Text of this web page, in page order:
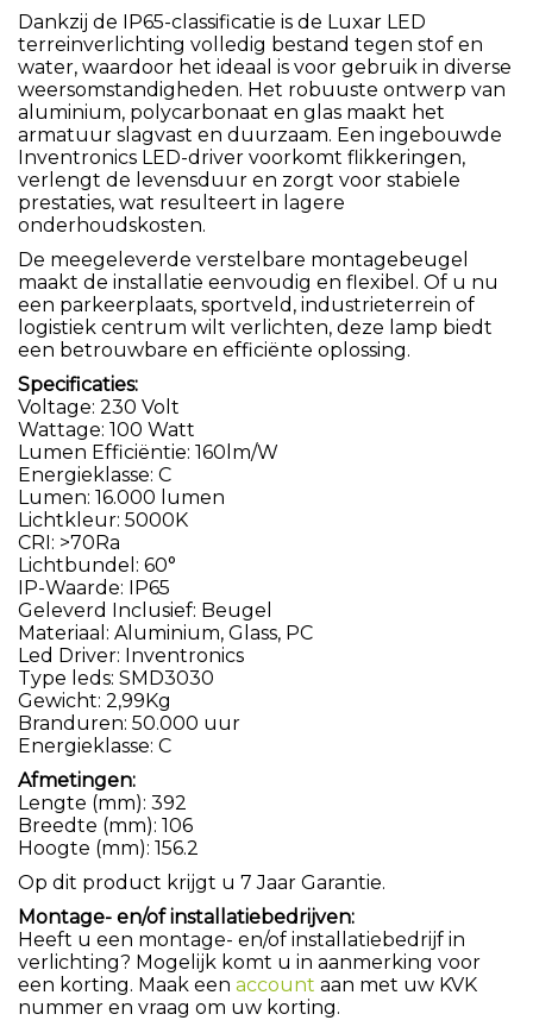
Dankzij de IP65-classificatie is de Luxar LED
terreinverlichting volledig bestand tegen stof en
water, waardoor het ideaal is voor gebruik in diverse
weersomstandigheden. Het robuuste ontwerp van
aluminium, polycarbonaat en glas maakt het
armatuur slagvast en duurzaam. Een ingebouwde
Inventronics LED-driver voorkomt flikkeringen,
verlengt de levensduur en zorgt voor stabiele
prestaties, wat resulteert in lagere
onderhoudskosten.
De meegeleverde verstelbare montagebeugel
maakt de installatie eenvoudig en flexibel. Of u nu
een parkeerplaats, sportveld, industrieterrein of
logistiek centrum wilt verlichten, deze lamp biedt
een betrouwbare en efficiënte oplossing.
Specificaties:
Voltage: 230 Volt
Wattage: 100 Watt
Lumen Efficiëntie: 160lm/W
Energieklasse: C
Lumen: 16.000 lumen
Lichtkleur: 5000K
CRI: >70Ra
Lichtbundel: 60°
IP-Waarde: IP65
Geleverd Inclusief: Beugel
Materiaal: Aluminium, Glass, PC
Led Driver: Inventronics
Type leds: SMD3030
Gewicht: 2,99Kg
Branduren: 50.000 uur
Energieklasse: C
Afmetingen:
Lengte (mm): 392
Breedte (mm): 106
Hoogte (mm): 156.2
Op dit product krijgt u 7 Jaar Garantie.
Montage- en/of installatiebedrijven:
Heeft u een montage- en/of installatiebedrijf in
verlichting? Mogelijk komt u in aanmerking voor
een korting. Maak een account aan met uw KVK
nummer en vraag om uw korting.